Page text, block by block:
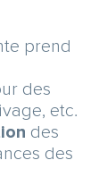
prend
des
etc.
des
des